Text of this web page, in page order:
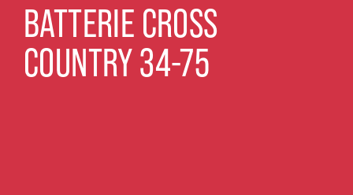
BATTERIE CROSS
COUNTRY 34-75